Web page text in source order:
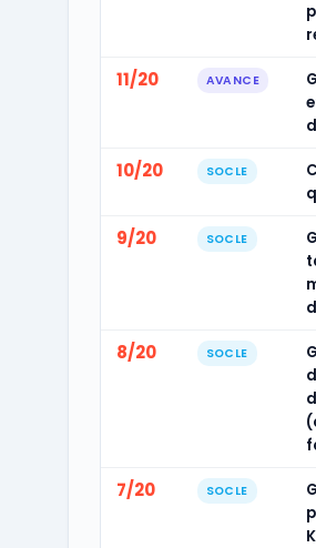
11/20 AVANCE
10/20 SOCLE
9/20 SOCLE
8/20 SOCLE
7/20 SOCLE